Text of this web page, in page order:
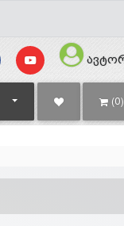
TOGGLE DROPDOWN(0)